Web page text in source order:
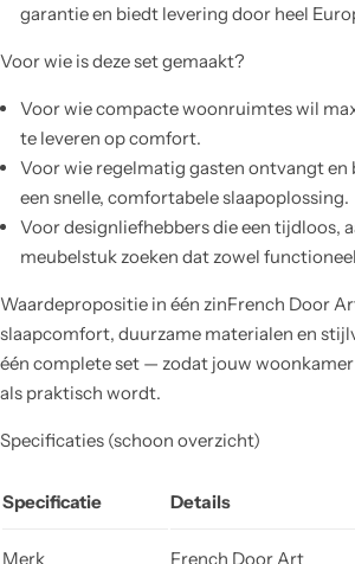
garantie en biedt levering door heel
Voor wie is deze set gemaakt?
Voor wie compacte woonruimtes wil
te leveren op comfort.
Voor wie regelmatig gasten ontvangt en
een snelle, comfortabele slaapoplossing.
Voor designliefhebbers die een tijdloos,
meubelstuk zoeken dat zowel
Waardepropositie in één zinFrench Door
slaapcomfort, duurzame materialen en
één complete set — zodat jouw
als praktisch wordt.
Specificaties (schoon overzicht)
Specificatie Details
Merk French Door Art